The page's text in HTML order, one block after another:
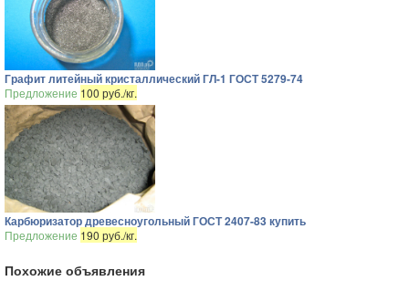
Графит литейный кристаллический ГЛ-1 ГОСТ 5279-74
Предложение 100 руб./кг.
Карбюризатор древесноугольный ГОСТ 2407-83 купить
Предложение 190 руб./кг.
Похожие объявления